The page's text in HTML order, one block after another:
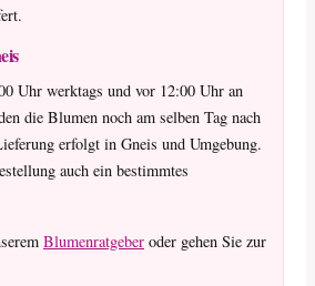
Uhr werktags und vor 12:00 Uhr an
die Blumen noch am selben Tag nach
erfolgt in Gneis und Umgebung.
auch ein bestimmtes
Blumenratgeber oder gehen Sie zur